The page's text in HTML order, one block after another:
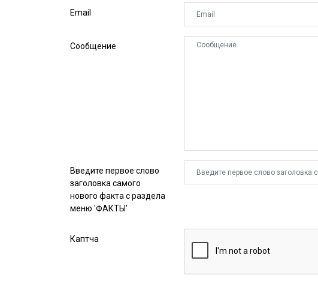
Email
Сообщение
Введите первое слово
заголовка самого
нового факта с раздела
меню 'ФАКТЫ'
Каптча